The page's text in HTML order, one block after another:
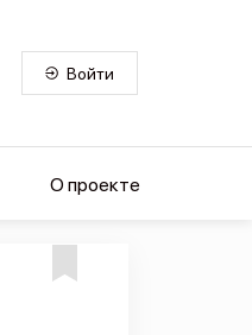
Войти
О проекте